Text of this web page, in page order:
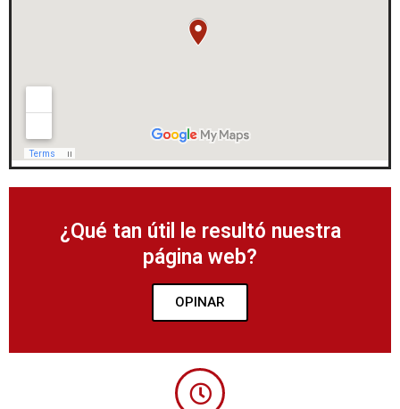
¿Qué tan útil le resultó nuestra
página web?
OPINAR